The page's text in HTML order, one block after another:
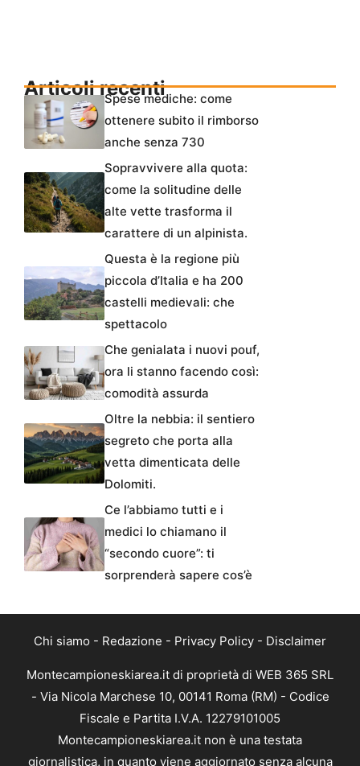
Articoli recentiSpese mediche: come
ottenere subito il rimborso
anche senza 730
Sopravvivere alla quota:
come la solitudine delle
alte vette trasforma il
carattere di un alpinista.
Questa è la regione più
piccola d’Italia e ha 200
castelli medievali: che
spettacolo
Che genialata i nuovi pouf,
ora li stanno facendo così:
comodità assurda
Oltre la nebbia: il sentiero
segreto che porta alla
vetta dimenticata delle
Dolomiti.
Ce l’abbiamo tutti e i
medici lo chiamano il
“secondo cuore”: ti
sorprenderà sapere cos’è
Chi siamo - Redazione - Privacy Policy - Disclaimer
Montecampioneskiarea.it di proprietà di WEB 365 SRL
- Via Nicola Marchese 10, 00141 Roma (RM) - Codice
Fiscale e Partita I.V.A. 12279101005
Montecampioneskiarea.it non è una testata
giornalistica, in quanto viene aggiornato senza alcuna